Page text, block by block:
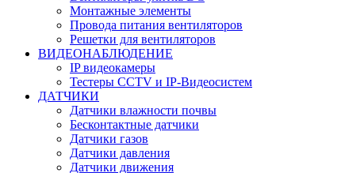
Монтажные элементы
Провода питания вентиляторов
Решетки для вентиляторов
ВИДЕОНАБЛЮДЕНИЕ
IP видеокамеры
Тестеры CCTV и IP-Видеосистем
ДАТЧИКИ
Датчики влажности почвы
Бесконтактные датчики
Датчики газов
Датчики давления
Датчики движения